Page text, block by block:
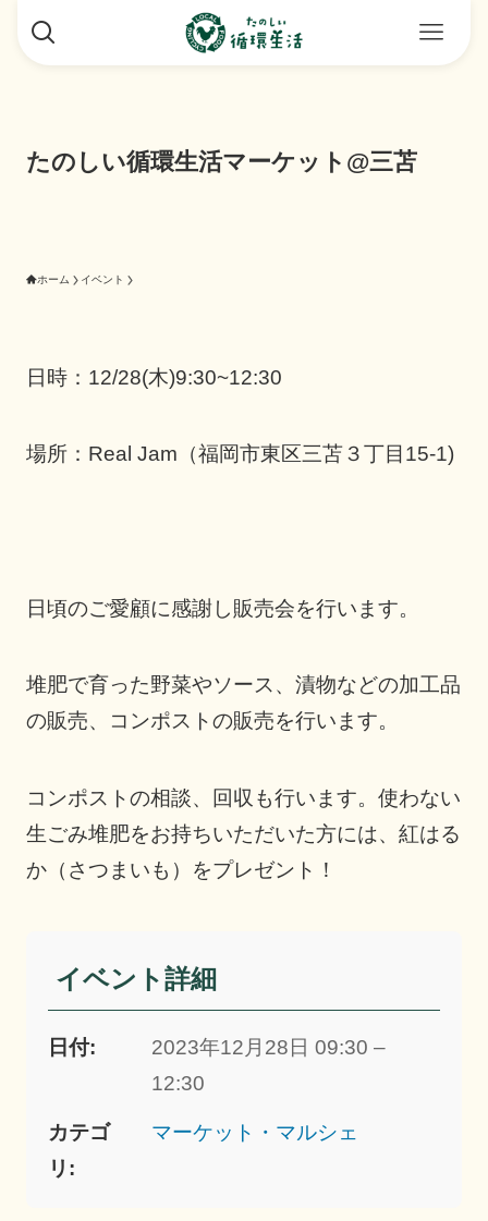
たのしい循環生活マーケット@三苫
ホーム イベント
日時：12/28(木)9:30~12:30
場所：Real Jam（福岡市東区三苫３丁目15-1)
日頃のご愛顧に感謝し販売会を行います。
堆肥で育った野菜やソース、漬物などの加工品
の販売、コンポストの販売を行います。
コンポストの相談、回収も行います。使わない
生ごみ堆肥をお持ちいただいた方には、紅はる
か（さつまいも）をプレゼント！
イベント詳細
日付:
2023年12月28日 09:30 –
12:30
カテゴ
リ:
マーケット・マルシェ